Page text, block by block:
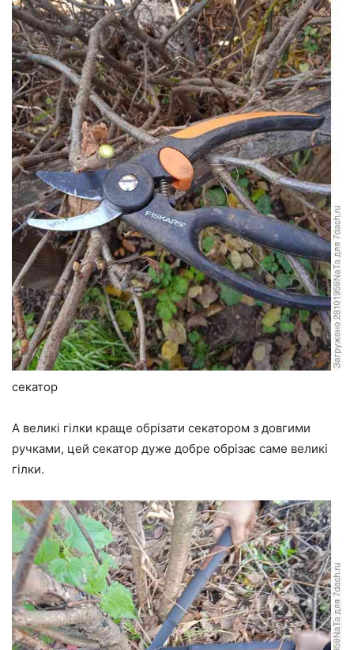
секатор
А великі гілки краще обрізати секатором з довгими
ручками, цей секатор дуже добре обрізає саме великі
гілки.